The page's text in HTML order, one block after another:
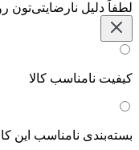
لطفاً دلیل نارضایتی‌تون
کیفیت نامناسب کالا
بسته‌بندی نامناسب این